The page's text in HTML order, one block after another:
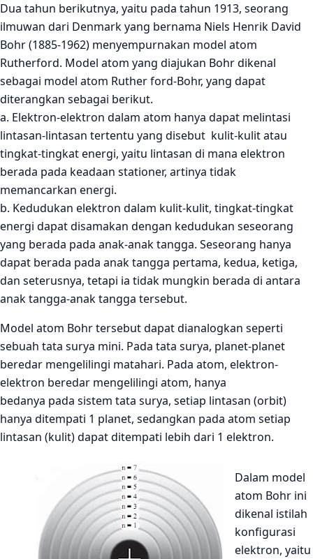
Dua tahun berikutnya, yaitu pada tahun 1913, seorang
ilmuwan dari Denmark yang bernama Niels Henrik David
Bohr (1885-1962) menyempurnakan model atom
Rutherford. Model atom yang diajukan Bohr dikenal
sebagai model atom Ruther ford-Bohr, yang dapat
diterangkan sebagai berikut.
a. Elektron-elektron dalam atom hanya dapat melintasi
lintasan-lintasan tertentu yang disebut kulit-kulit atau
tingkat-tingkat energi, yaitu lintasan di mana elektron
berada pada keadaan stationer, artinya tidak
memancarkan energi.
b. Kedudukan elektron dalam kulit-kulit, tingkat-tingkat
energi dapat disamakan dengan kedudukan seseorang
yang berada pada anak-anak tangga. Seseorang hanya
dapat berada pada anak tangga pertama, kedua, ketiga,
dan seterusnya, tetapi ia tidak mungkin berada di antara
anak tangga-anak tangga tersebut.
Model atom Bohr tersebut dapat dianalogkan seperti
sebuah tata surya mini. Pada tata surya, planet-planet
beredar mengelilingi matahari. Pada atom, elektron-
elektron beredar mengelilingi atom, hanya
bedanya pada sistem tata surya, setiap lintasan (orbit)
hanya ditempati 1 planet, sedangkan pada atom setiap
lintasan (kulit) dapat ditempati lebih dari 1 elektron.
Dalam model
atom Bohr ini
dikenal istilah
konfigurasi
elektron, yaitu